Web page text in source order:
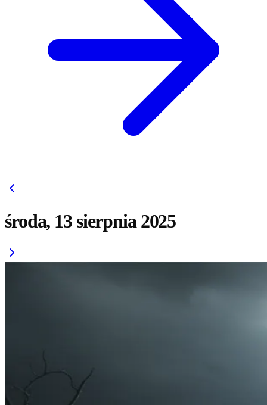
środa, 13 sierpnia 2025